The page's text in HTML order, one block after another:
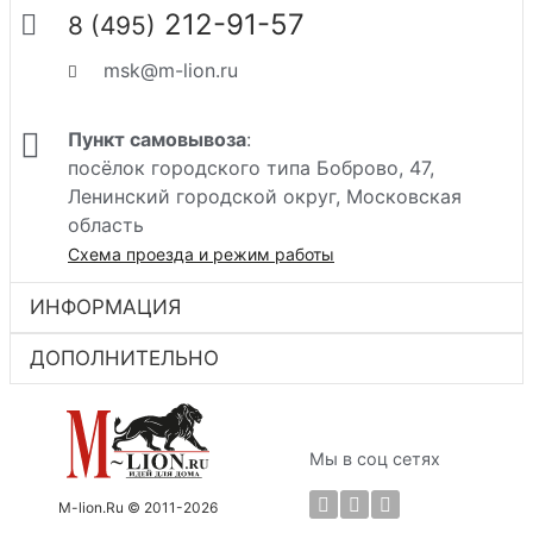
8 (495) 212-91-57
msk@m-lion.ru
Пункт самовывоза:
посёлок городского типа Боброво, 47,
Ленинский городской округ, Московская
область
Схема проезда и режим работы
ИНФОРМАЦИЯ
ДОПОЛНИТЕЛЬНО
M-lion.Ru © 2011-2026
Мы в соц сетях